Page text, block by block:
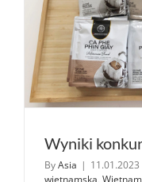
Wyniki
ByAsia | 11.01.2023
wietnamska, Wietnam